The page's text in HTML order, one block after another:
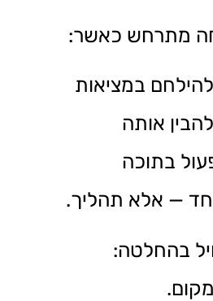
מתרחש כאשר:
במציאות
אותה
בתוכה
חד — אלא תהליך.
בהחלטה: